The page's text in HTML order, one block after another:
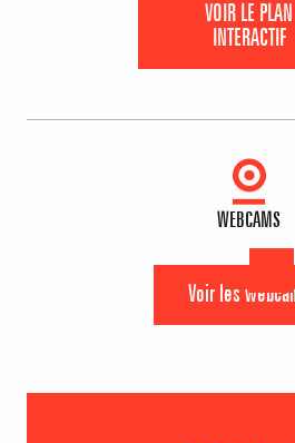
VOIR LE PLAN
INTERACTIF
WEBCAMS
Voir les